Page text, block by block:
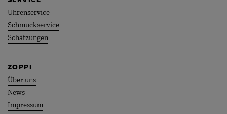
Uhrenservice
Schmuckservice
Schätzungen
ZOPPI
Über uns
News
Impressum